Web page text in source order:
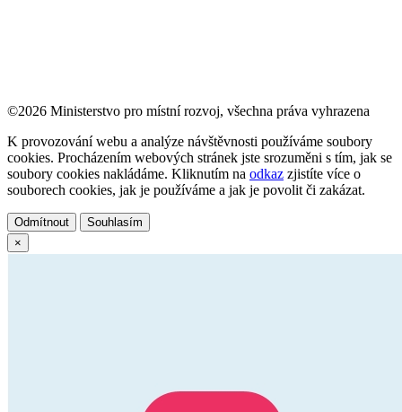
©2026 Ministerstvo pro místní rozvoj, všechna práva vyhrazena
K provozování webu a analýze návštěvnosti používáme soubory
cookies. Procházením webových stránek jste srozuměni s tím, jak se
soubory cookies nakládáme. Kliknutím na odkaz zjistíte více o
souborech cookies, jak je používáme a jak je povolit či zakázat.
Odmítnout
Souhlasím
×